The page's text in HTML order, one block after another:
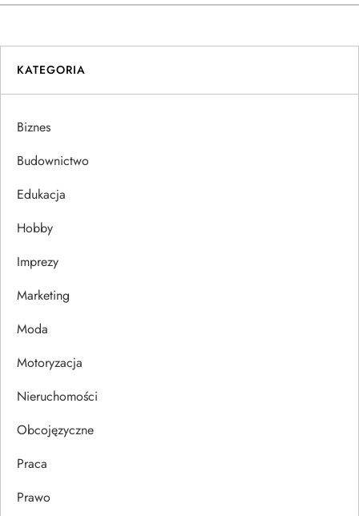
g
a
c
a
w
p
s
u
KATEGORIA
Biznes
Budownictwo
Edukacja
Hobby
Imprezy
Marketing
Moda
Motoryzacja
Nieruchomości
Obcojęzyczne
Praca
Prawo